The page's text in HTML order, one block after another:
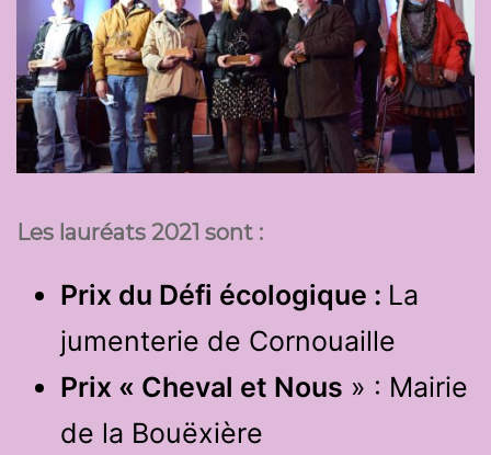
Les lauréats 2021 sont :
Prix du Défi écologique : La
jumenterie de Cornouaille
Prix « Cheval et Nous » : Mairie
de la Bouëxière